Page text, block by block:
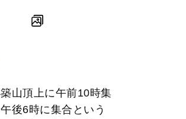
山頂上に午前10時集
後6時に集合という